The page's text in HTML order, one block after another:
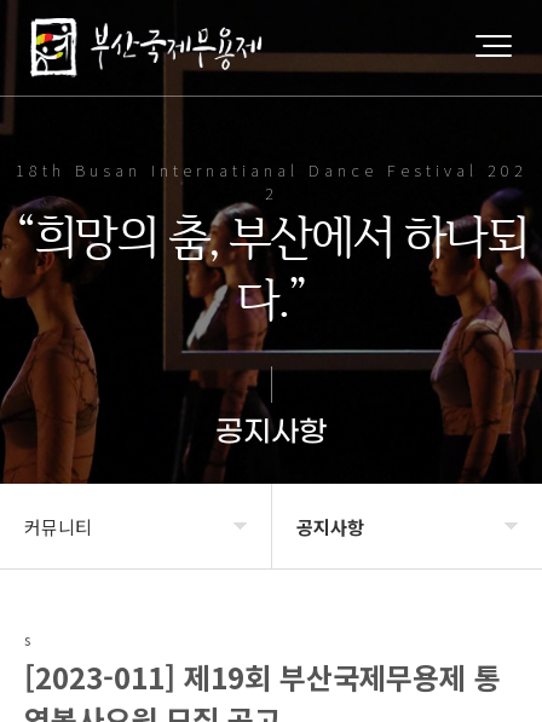
18th Busan Internatianal Dance Festival 202
2
“희망의 춤, 부산에서 하나되
다.”
공지사항
커뮤니티
프로그램
공연현장
공지사항
s
[2023-011] 제19회 부산국제무용제 통